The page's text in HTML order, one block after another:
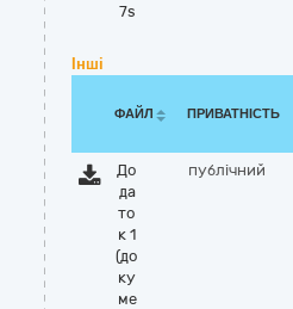
7s
Інші
ФАЙЛ ПРИВАТНІСТЬ
До
да
то
к 1
(до
ку
ме
публічний